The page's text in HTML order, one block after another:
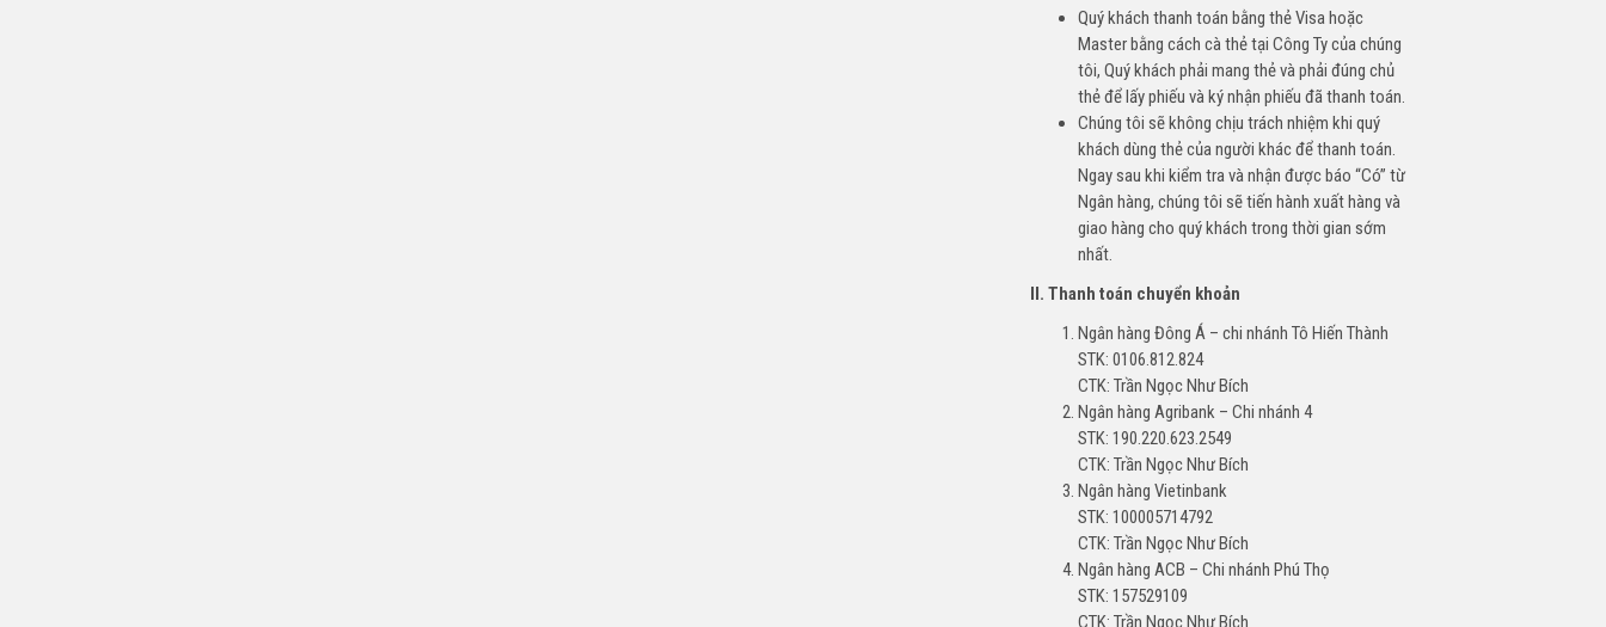
Quý khách thanh toán bằng thẻ Visa hoặc
Master bằng cách cà thẻ tại Công Ty của chúng
tôi, Quý khách phải mang thẻ và phải đúng chủ
thẻ để lấy phiếu và ký nhận phiếu đã thanh toán.
Chúng tôi sẽ không chịu trách nhiệm khi quý
khách dùng thẻ của người khác để thanh toán.
Ngay sau khi kiểm tra và nhận được báo “Có” từ
Ngân hàng, chúng tôi sẽ tiến hành xuất hàng và
giao hàng cho quý khách trong thời gian sớm
nhất.
II. Thanh toán chuyển khoản
Ngân hàng Đông Á – chi nhánh Tô Hiến Thành
STK: 0106.812.824
CTK: Trần Ngọc Như Bích
Ngân hàng Agribank – Chi nhánh 4
STK: 190.220.623.2549
CTK: Trần Ngọc Như Bích
Ngân hàng Vietinbank
STK: 100005714792
CTK: Trần Ngọc Như Bích
Ngân hàng ACB – Chi nhánh Phú Thọ
STK: 157529109
CTK: Trần Ngọc Như Bích